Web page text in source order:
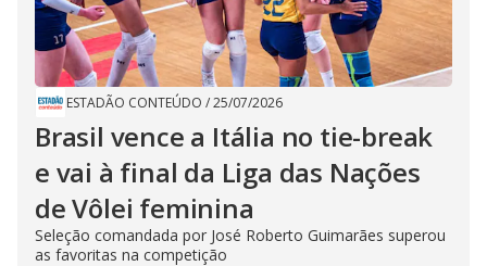
ESTADÃO CONTEÚDO /25/07/2026
Brasil vence a Itália no tie-break
e vai à final da Liga das Nações
de Vôlei feminina
Seleção comandada por José Roberto Guimarães superou
as favoritas na competição